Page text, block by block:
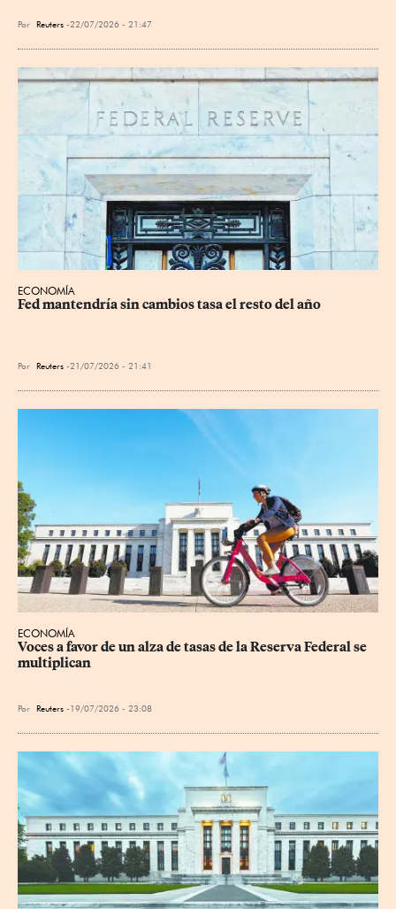
Por Reuters 22/07/2026 - 21:47
ECONOMÍA
Fed mantendría sin cambios tasa el resto del año
Por Reuters 21/07/2026 - 21:41
ECONOMÍA
Voces a favor de un alza de tasas de la Reserva Federal se
multiplican
Por Reuters 19/07/2026 - 23:08